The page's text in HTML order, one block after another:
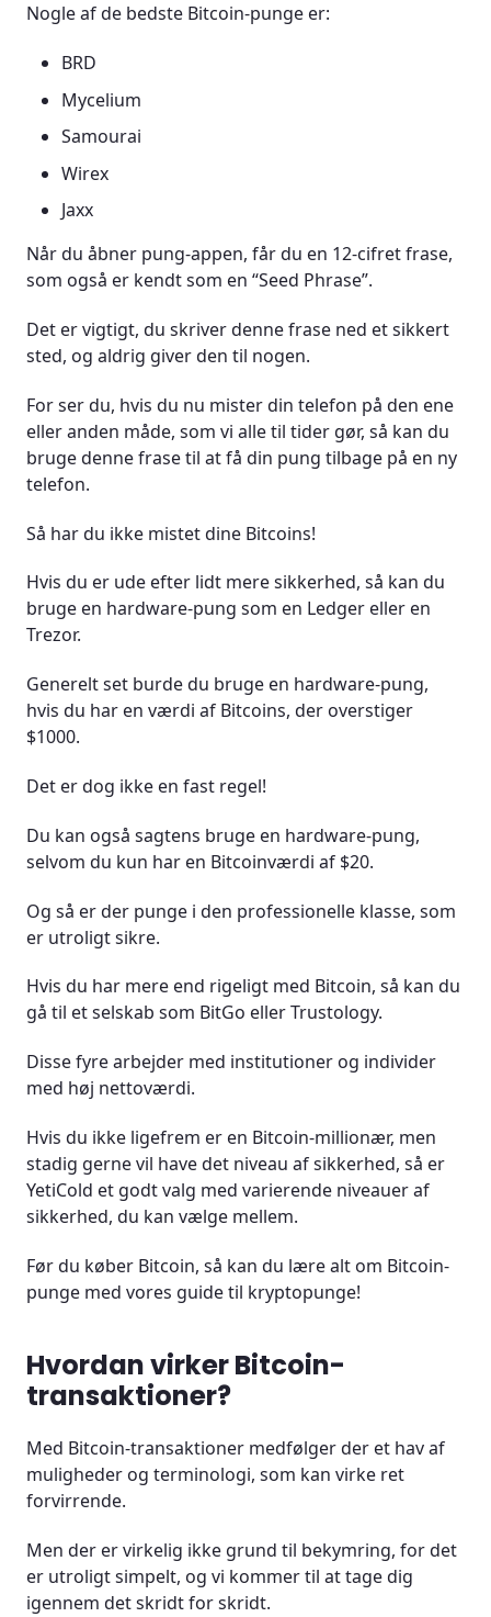
Nogle af de bedste Bitcoin-punge er:
BRD
Mycelium
Samourai
Wirex
Jaxx
Når du åbner pung-appen, får du en 12-cifret frase,
som også er kendt som en “Seed Phrase”.
Det er vigtigt, du skriver denne frase ned et sikkert
sted, og aldrig giver den til nogen.
For ser du, hvis du nu mister din telefon på den ene
eller anden måde, som vi alle til tider gør, så kan du
bruge denne frase til at få din pung tilbage på en ny
telefon.
Så har du ikke mistet dine Bitcoins!
Hvis du er ude efter lidt mere sikkerhed, så kan du
bruge en hardware-pung som en Ledger eller en
Trezor.
Generelt set burde du bruge en hardware-pung,
hvis du har en værdi af Bitcoins, der overstiger
$1000.
Det er dog ikke en fast regel!
Du kan også sagtens bruge en hardware-pung,
selvom du kun har en Bitcoinværdi af $20.
Og så er der punge i den professionelle klasse, som
er utroligt sikre.
Hvis du har mere end rigeligt med Bitcoin, så kan du
gå til et selskab som BitGo eller Trustology.
Disse fyre arbejder med institutioner og individer
med høj nettoværdi.
Hvis du ikke ligefrem er en Bitcoin-millionær, men
stadig gerne vil have det niveau af sikkerhed, så er
YetiCold et godt valg med varierende niveauer af
sikkerhed, du kan vælge mellem.
Før du køber Bitcoin, så kan du lære alt om Bitcoin-
punge med vores guide til kryptopunge!
Hvordan virker Bitcoin-
transaktioner?
Med Bitcoin-transaktioner medfølger der et hav af
muligheder og terminologi, som kan virke ret
forvirrende.
Men der er virkelig ikke grund til bekymring, for det
er utroligt simpelt, og vi kommer til at tage dig
igennem det skridt for skridt.